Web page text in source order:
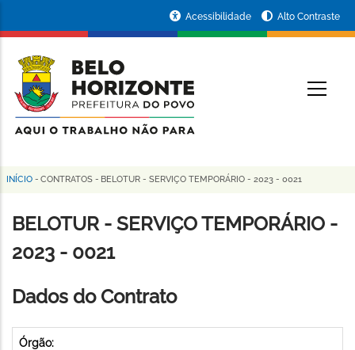
conteúdo
principal
da
Prefeitura
de
Horizonte
Acessibilidade Alto Contraste
Trilha
de
navegação
INÍCIO - CONTRATOS - BELOTUR - SERVIÇO TEMPORÁRIO - 2023 - 0021
BELOTUR - SERVIÇO TEMPORÁRIO -
2023 - 0021
Dados do Contrato
Órgão: